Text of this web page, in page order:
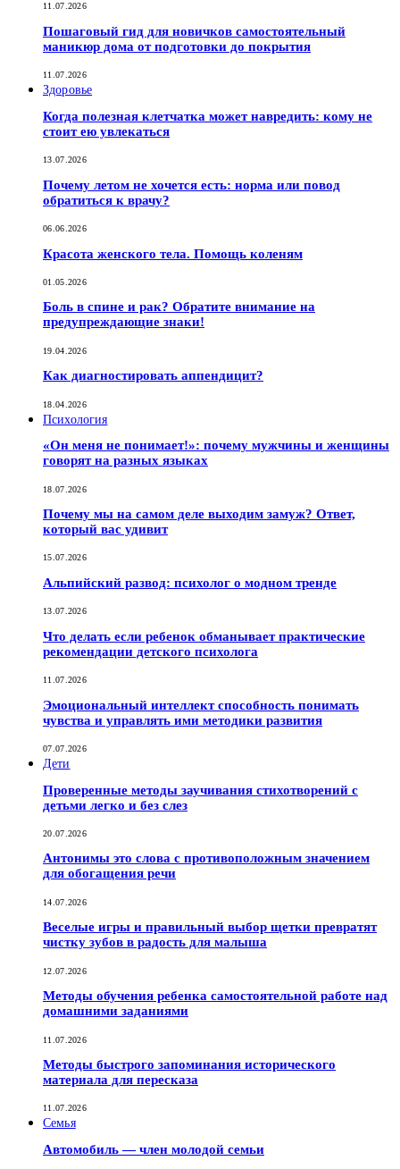
11.07.2026
Пошаговый гид для новичков самостоятельный
маникюр дома от подготовки до покрытия
11.07.2026
Здоровье
Когда полезная клетчатка может навредить: кому не
стоит ею увлекаться
13.07.2026
Почему летом не хочется есть: норма или повод
обратиться к врачу?
06.06.2026
Красота женского тела. Помощь коленям
01.05.2026
Боль в спине и рак? Обратите внимание на
предупреждающие знаки!
19.04.2026
Как диагностировать аппендицит?
18.04.2026
Психология
«Он меня не понимает!»: почему мужчины и женщины
говорят на разных языках
18.07.2026
Почему мы на самом деле выходим замуж? Ответ,
который вас удивит
15.07.2026
Альпийский развод: психолог о модном тренде
13.07.2026
Что делать если ребенок обманывает практические
рекомендации детского психолога
11.07.2026
Эмоциональный интеллект способность понимать
чувства и управлять ими методики развития
07.07.2026
Дети
Проверенные методы заучивания стихотворений с
детьми легко и без слез
20.07.2026
Антонимы это слова с противоположным значением
для обогащения речи
14.07.2026
Веселые игры и правильный выбор щетки превратят
чистку зубов в радость для малыша
12.07.2026
Методы обучения ребенка самостоятельной работе над
домашними заданиями
11.07.2026
Методы быстрого запоминания исторического
материала для пересказа
11.07.2026
Семья
Автомобиль — член молодой семьи